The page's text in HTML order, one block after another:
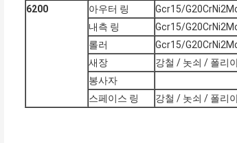
6200
아우터 링 Gcr15/
내측 링
Gcr15/
롤러
Gcr15/
새장
강철 / 놋쇠 / 폴리
봉사자
스페이스 링
강철 / 놋쇠 / 폴리